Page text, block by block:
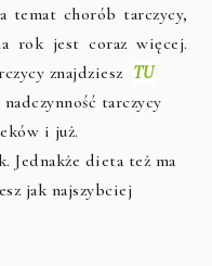
temat chorób tarczycy,
rok jest coraz więcej.
znajdziesz TU
tarczycy
i już.
Jednakże dieta też ma
jak najszybciej